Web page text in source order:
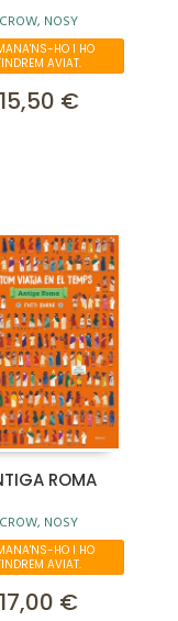
CROW, NOSY
HO I HO
AVIAT.
15,50 €
ROMA
CROW, NOSY
HO I HO
AVIAT.
17,00 €